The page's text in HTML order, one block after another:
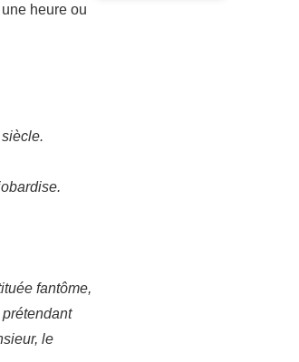
heure ou
fantôme,
le